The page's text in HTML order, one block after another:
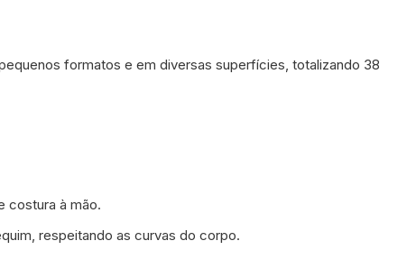
formatos e em diversas superfícies, totalizando 38
costura à mão.
respeitando as curvas do corpo.